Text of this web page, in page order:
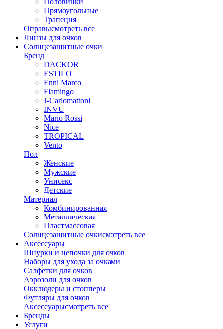
Прямоугольные
Трапеция
Оправысмотреть все
Линзы для очков
Солнцезащитные очки
Бренд
DACKOR
ESTILO
Enni Marco
Flamingo
J-Carlomattoni
INVU
Mario Rossi
Nice
TROPICAL
Vento
Пол
Женские
Мужские
Унисекс
Детские
Материал
Комбинированная
Металлическая
Пластмассовая
Солнцезащитные очкисмотреть все
Аксессуары
Шнурки и цепочки для очков
Наборы для ухода за очками
Салфетки для очков
Аэрозоли для очков
Окклюдеры и стопперы
Футляры для очков
Аксессуарысмотреть все
Бренды
Услуги